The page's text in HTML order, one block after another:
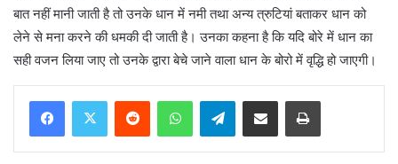
बात नहीं मानी जाती है तो उनके धान में नमी तथा अन्य त्रुटियां बताकर धान को
लेने से मना करने की धमकी दी जाती है। उनका कहना है कि यदि बोरे में धान का
सही वजन लिया जाए तो उनके द्वारा बेचे जाने वाला धान के बोरो में वृद्धि हो जाएगी।
Telegram